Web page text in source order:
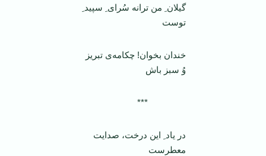
گیلان ِ من ترانه سُرای ِ سپید ِ
توست
خندان بخوان! چکامه‌ی تبریز
وُ سبز باش
***
در یاد ِ این درخت، صدایت
معطرست